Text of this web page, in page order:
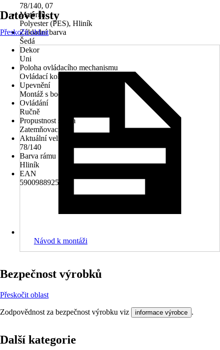
78/140, 07
Materiál
Polyester (PES), Hliník
Základní barva
Šedá
Dekor
Uni
Poloha ovládacího mechanismu
Ovládací kolejnice
Upevnění
Montáž s bočním vedením
Ovládání
Ručně
Propustnost světla
Zatemňovací
Aktuální velikost okna
78/140
Barva rámu
Hliník
EAN
5900988925805
Datové listy
Přeskočit oblast
Návod k montáži
Bezpečnost výrobků
Přeskočit oblast
Zodpovědnost za bezpečnost výrobku viz informace výrobce .
Další kategorie